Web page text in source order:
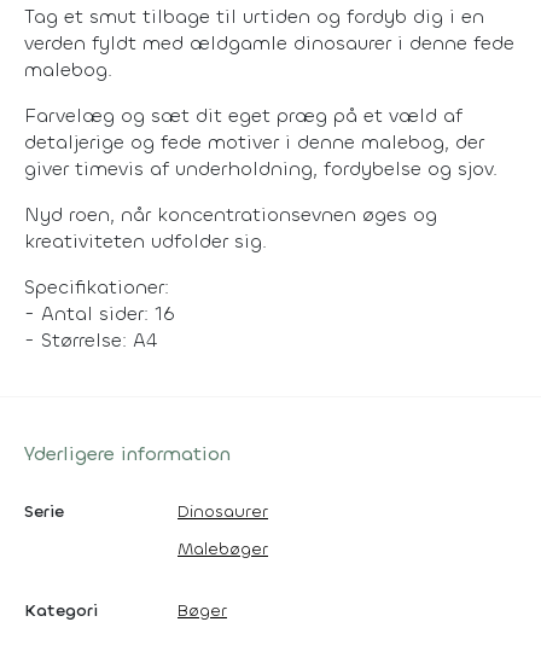
Tag et smut tilbage til urtiden og fordyb dig i en
verden fyldt med ældgamle dinosaurer i denne fede
malebog.
Farvelæg og sæt dit eget præg på et væld af
detaljerige og fede motiver i denne malebog, der
giver timevis af underholdning, fordybelse og sjov.
Nyd roen, når koncentrationsevnen øges og
kreativiteten udfolder sig.
Specifikationer:
- Antal sider: 16
- Størrelse: A4
Yderligere information
Serie
Dinosaurer
Malebøger
Kategori Bøger